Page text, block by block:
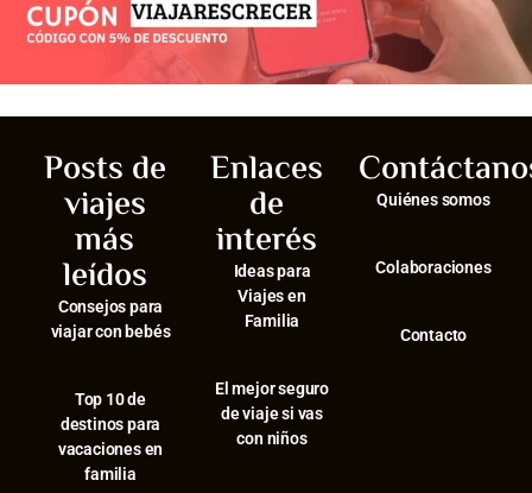
Posts de
viajes
más
leídos
Consejos para
viajar con bebés
⁠Top 10 de
destinos para
vacaciones en
familia
Enlaces
de
interés
Ideas para
Viajes en
Familia
El mejor seguro
de viaje si vas
con niños
Quiénes somos
Colaboraciones
Contacto